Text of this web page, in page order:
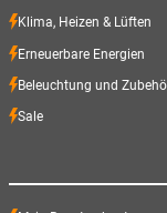
Klima, Heizen & Lüften
Erneuerbare Energien
Beleuchtung und
Sale